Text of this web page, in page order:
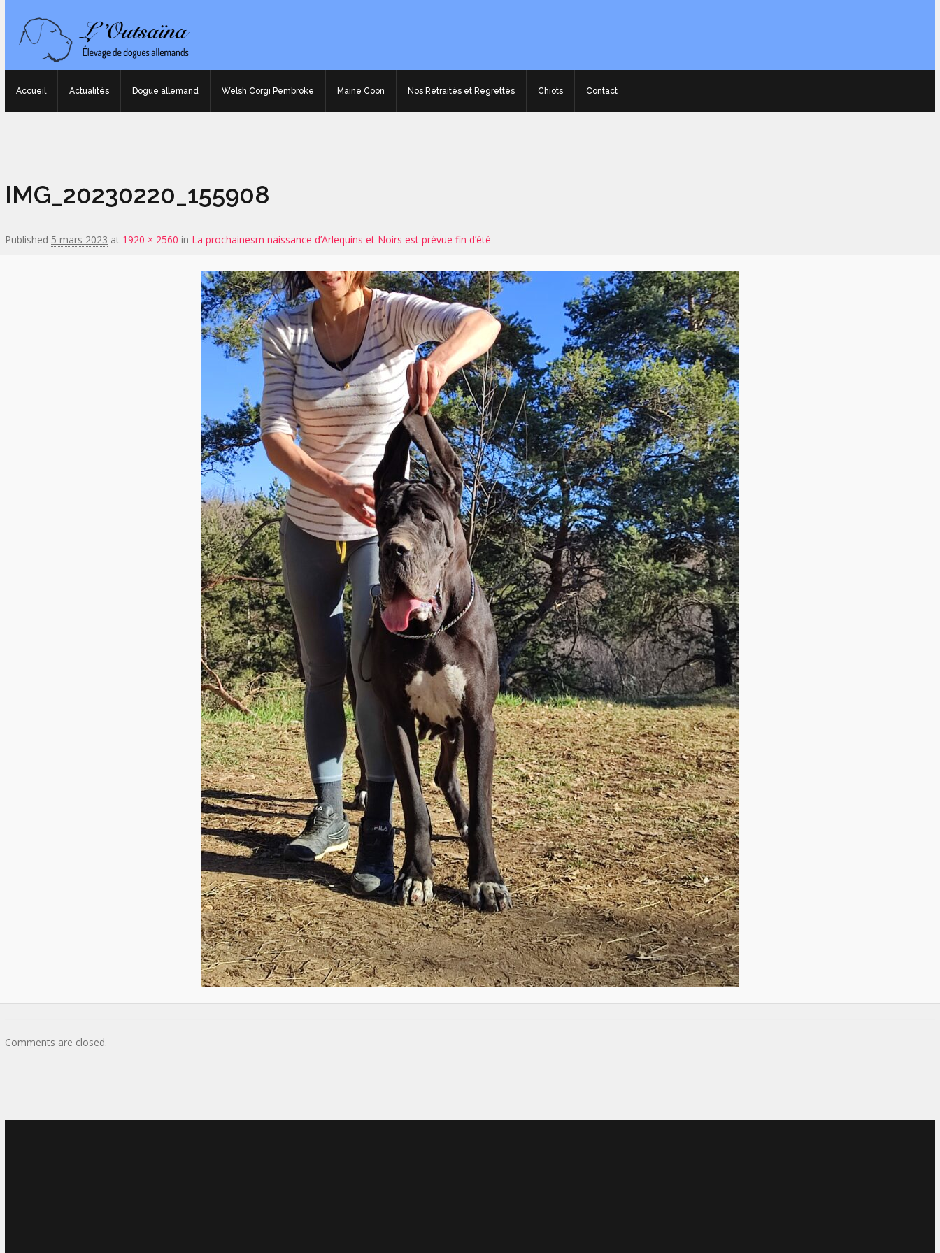
Accueil Actualités Dogue allemand Welsh Corgi Pembroke Maine Coon Nos Retraités et Regrettés Chiots Contact
IMG_20230220_155908
Published 5 mars 2023 at 1920 × 2560 in La prochainesm naissance d’Arlequins et Noirs est prévue fin d’été
Comments are closed.